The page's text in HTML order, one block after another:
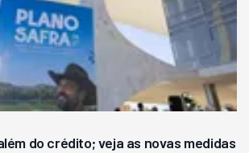
do crédito; veja as novas medidas